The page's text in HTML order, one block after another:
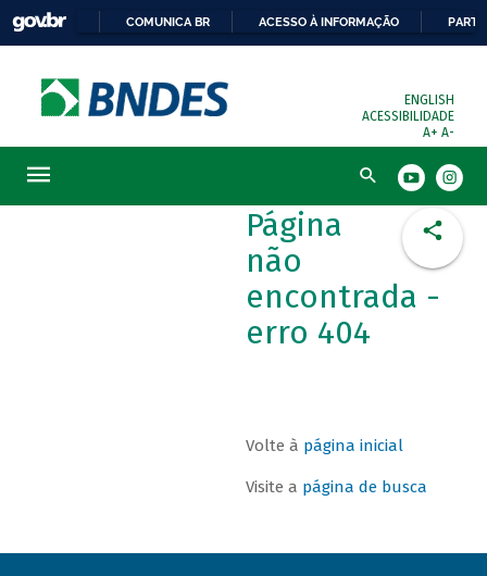
COMUNICA BR ACESSO À INFORMAÇÃO
ENGLISH
ACESSIBILIDADE
A+ A-
Busca
Página
não
encontrada -
erro 404
Volte à página inicial
Visite a página de busca